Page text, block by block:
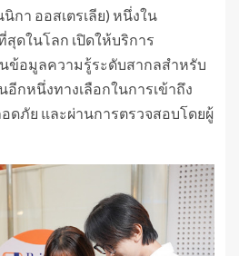
กา ออสเตรเลีย) หนึ่งใน
ดในโลก เปิดให้บริการ
นข้อมูลความรู้ระดับสากลสำหรับ
อีกหนึ่งทางเลือกในการเข้าถึง
ดภัย และผ่านการตรวจสอบโดยผู้